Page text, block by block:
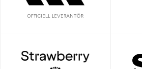
OFFICIELL LEVERANTÖR